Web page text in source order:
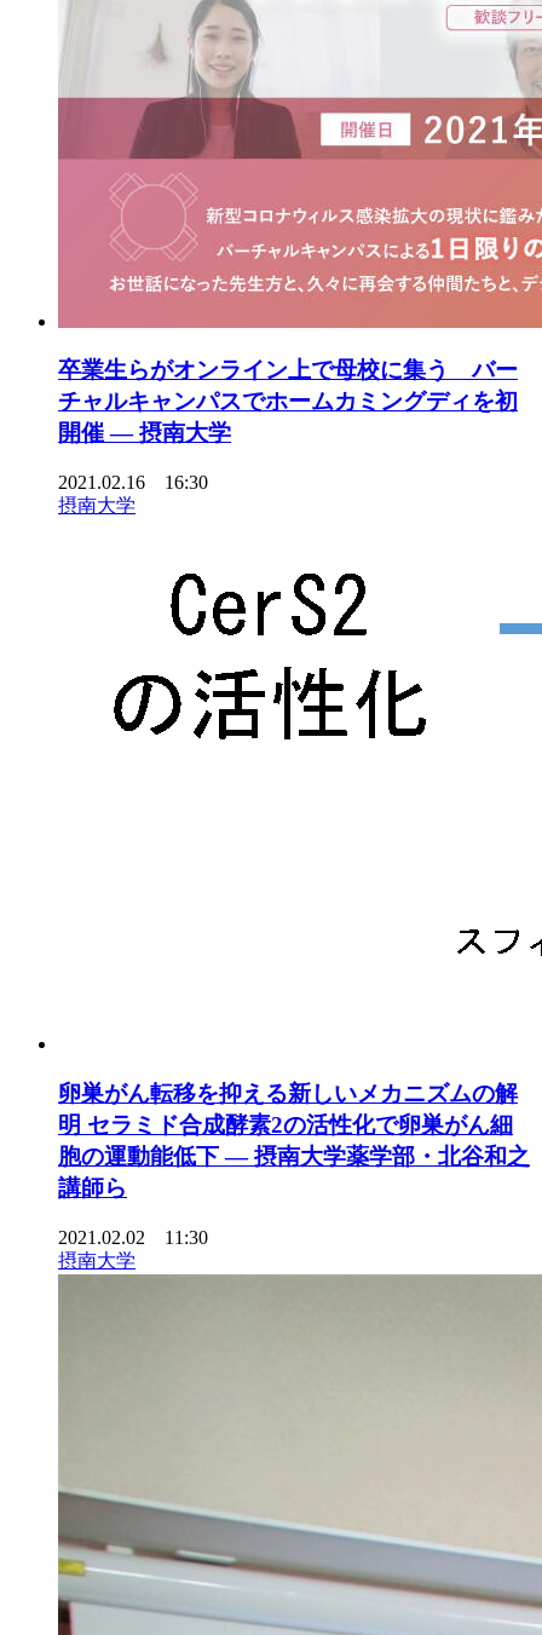
卒業生らがオンライン上で母校に集う バー
チャルキャンパスでホームカミングディを初
開催 — 摂南大学
2021.02.16 16:30
摂南大学
卵巣がん転移を抑える新しいメカニズムの解
明 セラミド合成酵素2の活性化で卵巣がん細
胞の運動能低下 — 摂南大学薬学部・北谷和之
講師ら
2021.02.02 11:30
摂南大学